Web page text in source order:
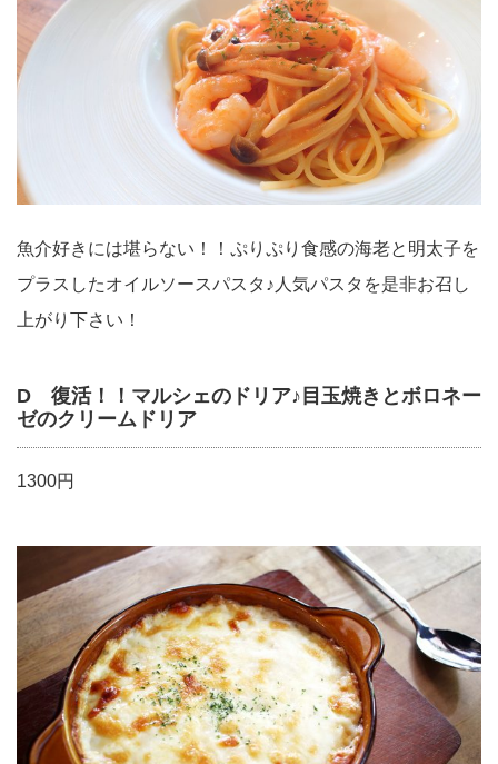
魚介好きには堪らない！！ぷりぷり食感の海老と明太子を
プラスしたオイルソースパスタ♪人気パスタを是非お召し
上がり下さい！
D 復活！！マルシェのドリア♪目玉焼きとボロネー
ゼのクリームドリア
1300円